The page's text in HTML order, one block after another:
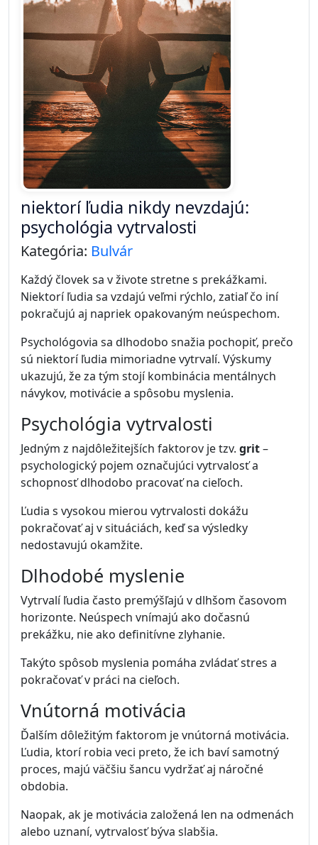
niektorí ľudia nikdy nevzdajú:
psychológia vytrvalosti
Kategória: Bulvár
Každý človek sa v živote stretne s prekážkami.
Niektorí ľudia sa vzdajú veľmi rýchlo, zatiaľ čo iní
pokračujú aj napriek opakovaným neúspechom.
Psychológovia sa dlhodobo snažia pochopiť, prečo
sú niektorí ľudia mimoriadne vytrvalí. Výskumy
ukazujú, že za tým stojí kombinácia mentálnych
návykov, motivácie a spôsobu myslenia.
Psychológia vytrvalosti
Jedným z najdôležitejších faktorov je tzv. grit–
psychologický pojem označujúci vytrvalosť a
schopnosť dlhodobo pracovať na cieľoch.
Ľudia s vysokou mierou vytrvalosti dokážu
pokračovať aj v situáciách, keď sa výsledky
nedostavujú okamžite.
Dlhodobé myslenie
Vytrvalí ľudia často premýšľajú v dlhšom časovom
horizonte. Neúspech vnímajú ako dočasnú
prekážku, nie ako definitívne zlyhanie.
Takýto spôsob myslenia pomáha zvládať stres a
pokračovať v práci na cieľoch.
Vnútorná motivácia
Ďalším dôležitým faktorom je vnútorná motivácia.
Ľudia, ktorí robia veci preto, že ich baví samotný
proces, majú väčšiu šancu vydržať aj náročné
obdobia.
Naopak, ak je motivácia založená len na odmenách
alebo uznaní, vytrvalosť býva slabšia.